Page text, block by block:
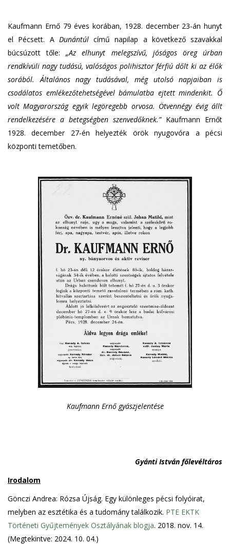
Kaufmann Ernő 79 éves korában, 1928. december 23-án hunyt
el Pécsett. A Dunántúlcímű napilap a következő szavakkal
búcsúzott tőle:„Az elhunyt melegszívű, jóságos öreg úrban
rendkívüli nagy tudású, valóságos polihisztor férfiú dőlt ki az élők
sorából. Általános nagy tudásával, még utolsó napjaiban is
csodálatos emlékezőtehetségével bámulatba ejtett mindenkit. Ő
volt Magyarország egyik legöregebb orvosa. Ötvennégy évig állt
rendelkezésére a betegségben szenvedőknek.”Kaufmann Ernőt
1928. december 27-én helyezték örök nyugovóra a pécsi
központi temetőben.
Kaufmann Ernő gyászjelentése
Gyánti István főlevéltáros
Irodalom
Gönczi Andrea: Rózsa Újság. Egy különleges pécsi folyóirat,
melyben az esztétika és a tudomány találkozik. PTE EKTK
Történeti Gyűjtemények Osztályának blogja. 2018. nov. 14.
(Megtekintve: 2024. 10. 04.)